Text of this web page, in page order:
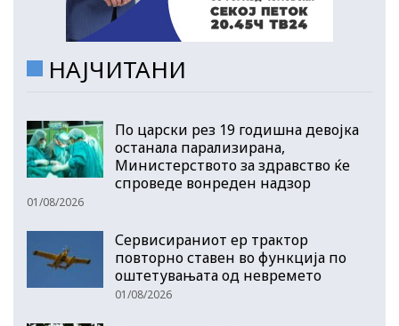
НАЈЧИТАНИ
По царски рез 19 годишна девојка
останала парализирана,
Министерството за здравство ќе
спроведе вонреден надзор
01/08/2026
Сервисираниот ер трактор
повторно ставен во функција по
оштетувањата од невремето
01/08/2026